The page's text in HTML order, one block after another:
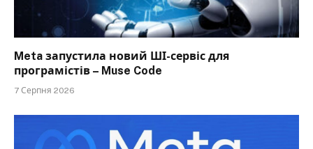
Meta запустила новий ШІ-сервіс для
програмістів – Muse Code
7 Серпня 2026